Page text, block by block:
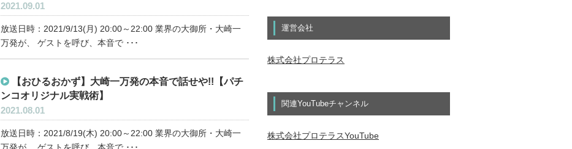
2021.09.01
放送日時：2021/9/13(月) 20:00～22:00 業界の大御所・大崎一
万発が、 ゲストを呼び、本音で ･･･
【おひるおかず】大崎一万発の本音で話せや!!【パチ
ンコオリジナル実戦術】
2021.08.01
放送日時：2021/8/19(木) 20:00～22:00 業界の大御所・大崎一
運営会社
株式会社プロテラス
関連YouTubeチャンネル
株式会社プロテラスYouTube